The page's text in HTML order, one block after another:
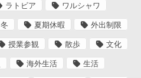
ラトビア ワルシャワ
冬 夏期休暇 外出制限
授業参観 散歩 文化
海外生活 生活